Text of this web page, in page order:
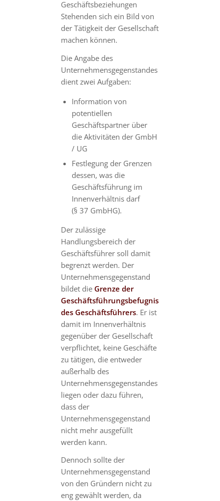
Geschäftsbeziehungen
Stehenden sich ein Bild von
der Tätigkeit der Gesellschaft
machen können.
Die Angabe des
Unternehmensgegenstandes
dient zwei Aufgaben:
Information von
potentiellen
Geschäftspartner über
die Aktivitäten der GmbH
/ UG
Festlegung der Grenzen
dessen, was die
Geschäftsführung im
Innenverhältnis darf
(§ 37 GmbHG).
Der zulässige
Handlungsbereich der
Geschäftsführer soll damit
begrenzt werden. Der
Unternehmensgegenstand
bildet dieGrenze der
Geschäftsführungsbefugnis
des Geschäftsführers. Er ist
damit im Innenverhältnis
gegenüber der Gesellschaft
verpflichtet, keine Geschäfte
zu tätigen, die entweder
außerhalb des
Unternehmensgegenstandes
liegen oder dazu führen,
dass der
Unternehmensgegenstand
nicht mehr ausgefüllt
werden kann.
Dennoch sollte der
Unternehmensgegenstand
von den Gründern nicht zu
eng gewählt werden, da